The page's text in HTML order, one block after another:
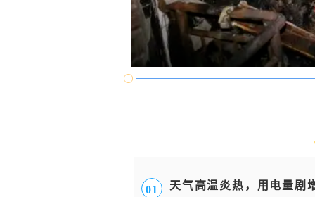
01
天气高温炎热，用电量剧